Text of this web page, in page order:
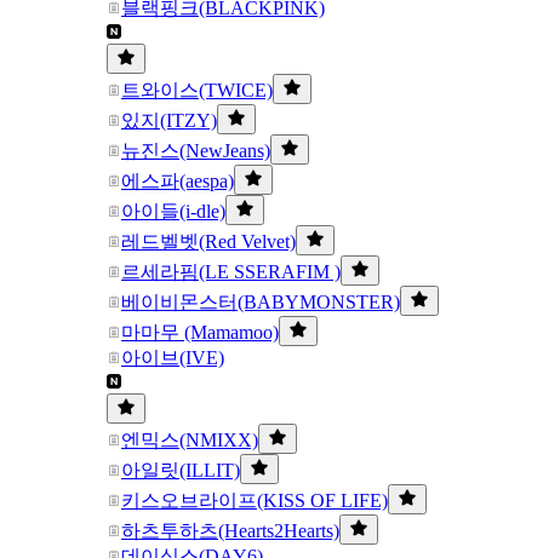
블랙핑크(BLACKPINK)
트와이스(TWICE)
있지(ITZY)
뉴진스(NewJeans)
에스파(aespa)
아이들(i-dle)
레드벨벳(Red Velvet)
르세라핌(LE SSERAFIM )
베이비몬스터(BABYMONSTER)
마마무 (Mamamoo)
아이브(IVE)
엔믹스(NMIXX)
아일릿(ILLIT)
키스오브라이프(KISS OF LIFE)
하츠투하츠(Hearts2Hearts)